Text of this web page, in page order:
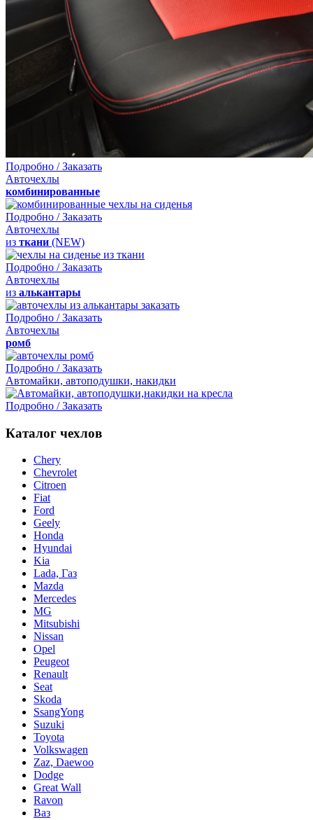
Подробно / Заказать
Авточехлы
комбинированные
Подробно / Заказать
Авточехлы
из ткани (NEW)
Подробно / Заказать
Авточехлы
из алькантары
Подробно / Заказать
Авточехлы
ромб
Подробно / Заказать
Автомайки, автоподушки, накидки
Подробно / Заказать
Каталог чехлов
Chery
Chevrolet
Citroen
Fiat
Ford
Geely
Honda
Hyundai
Kia
Lada, Газ
Mazda
Mercedes
MG
Mitsubishi
Nissan
Opel
Peugeot
Renault
Seat
Skoda
SsangYong
Suzuki
Toyota
Volkswagen
Zaz, Daewoo
Dodge
Great Wall
Ravon
Ваз